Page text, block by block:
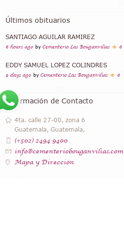
Últimos obituarios
SANTIAGO AGUILAR RAMIREZ
6 hours ago by Cementerio Las Bouganvilias 6
EDDY SAMUEL LOPEZ COLINDRES
9 days ago by Cementerio Las Bouganvilias 6
Información de Contacto
4ta. calle 27-00, zona 6
Guatemala, Guatemala,
(+502) 2494 9400
info@cementeriobouganvilias.com
Mapa y Dirección